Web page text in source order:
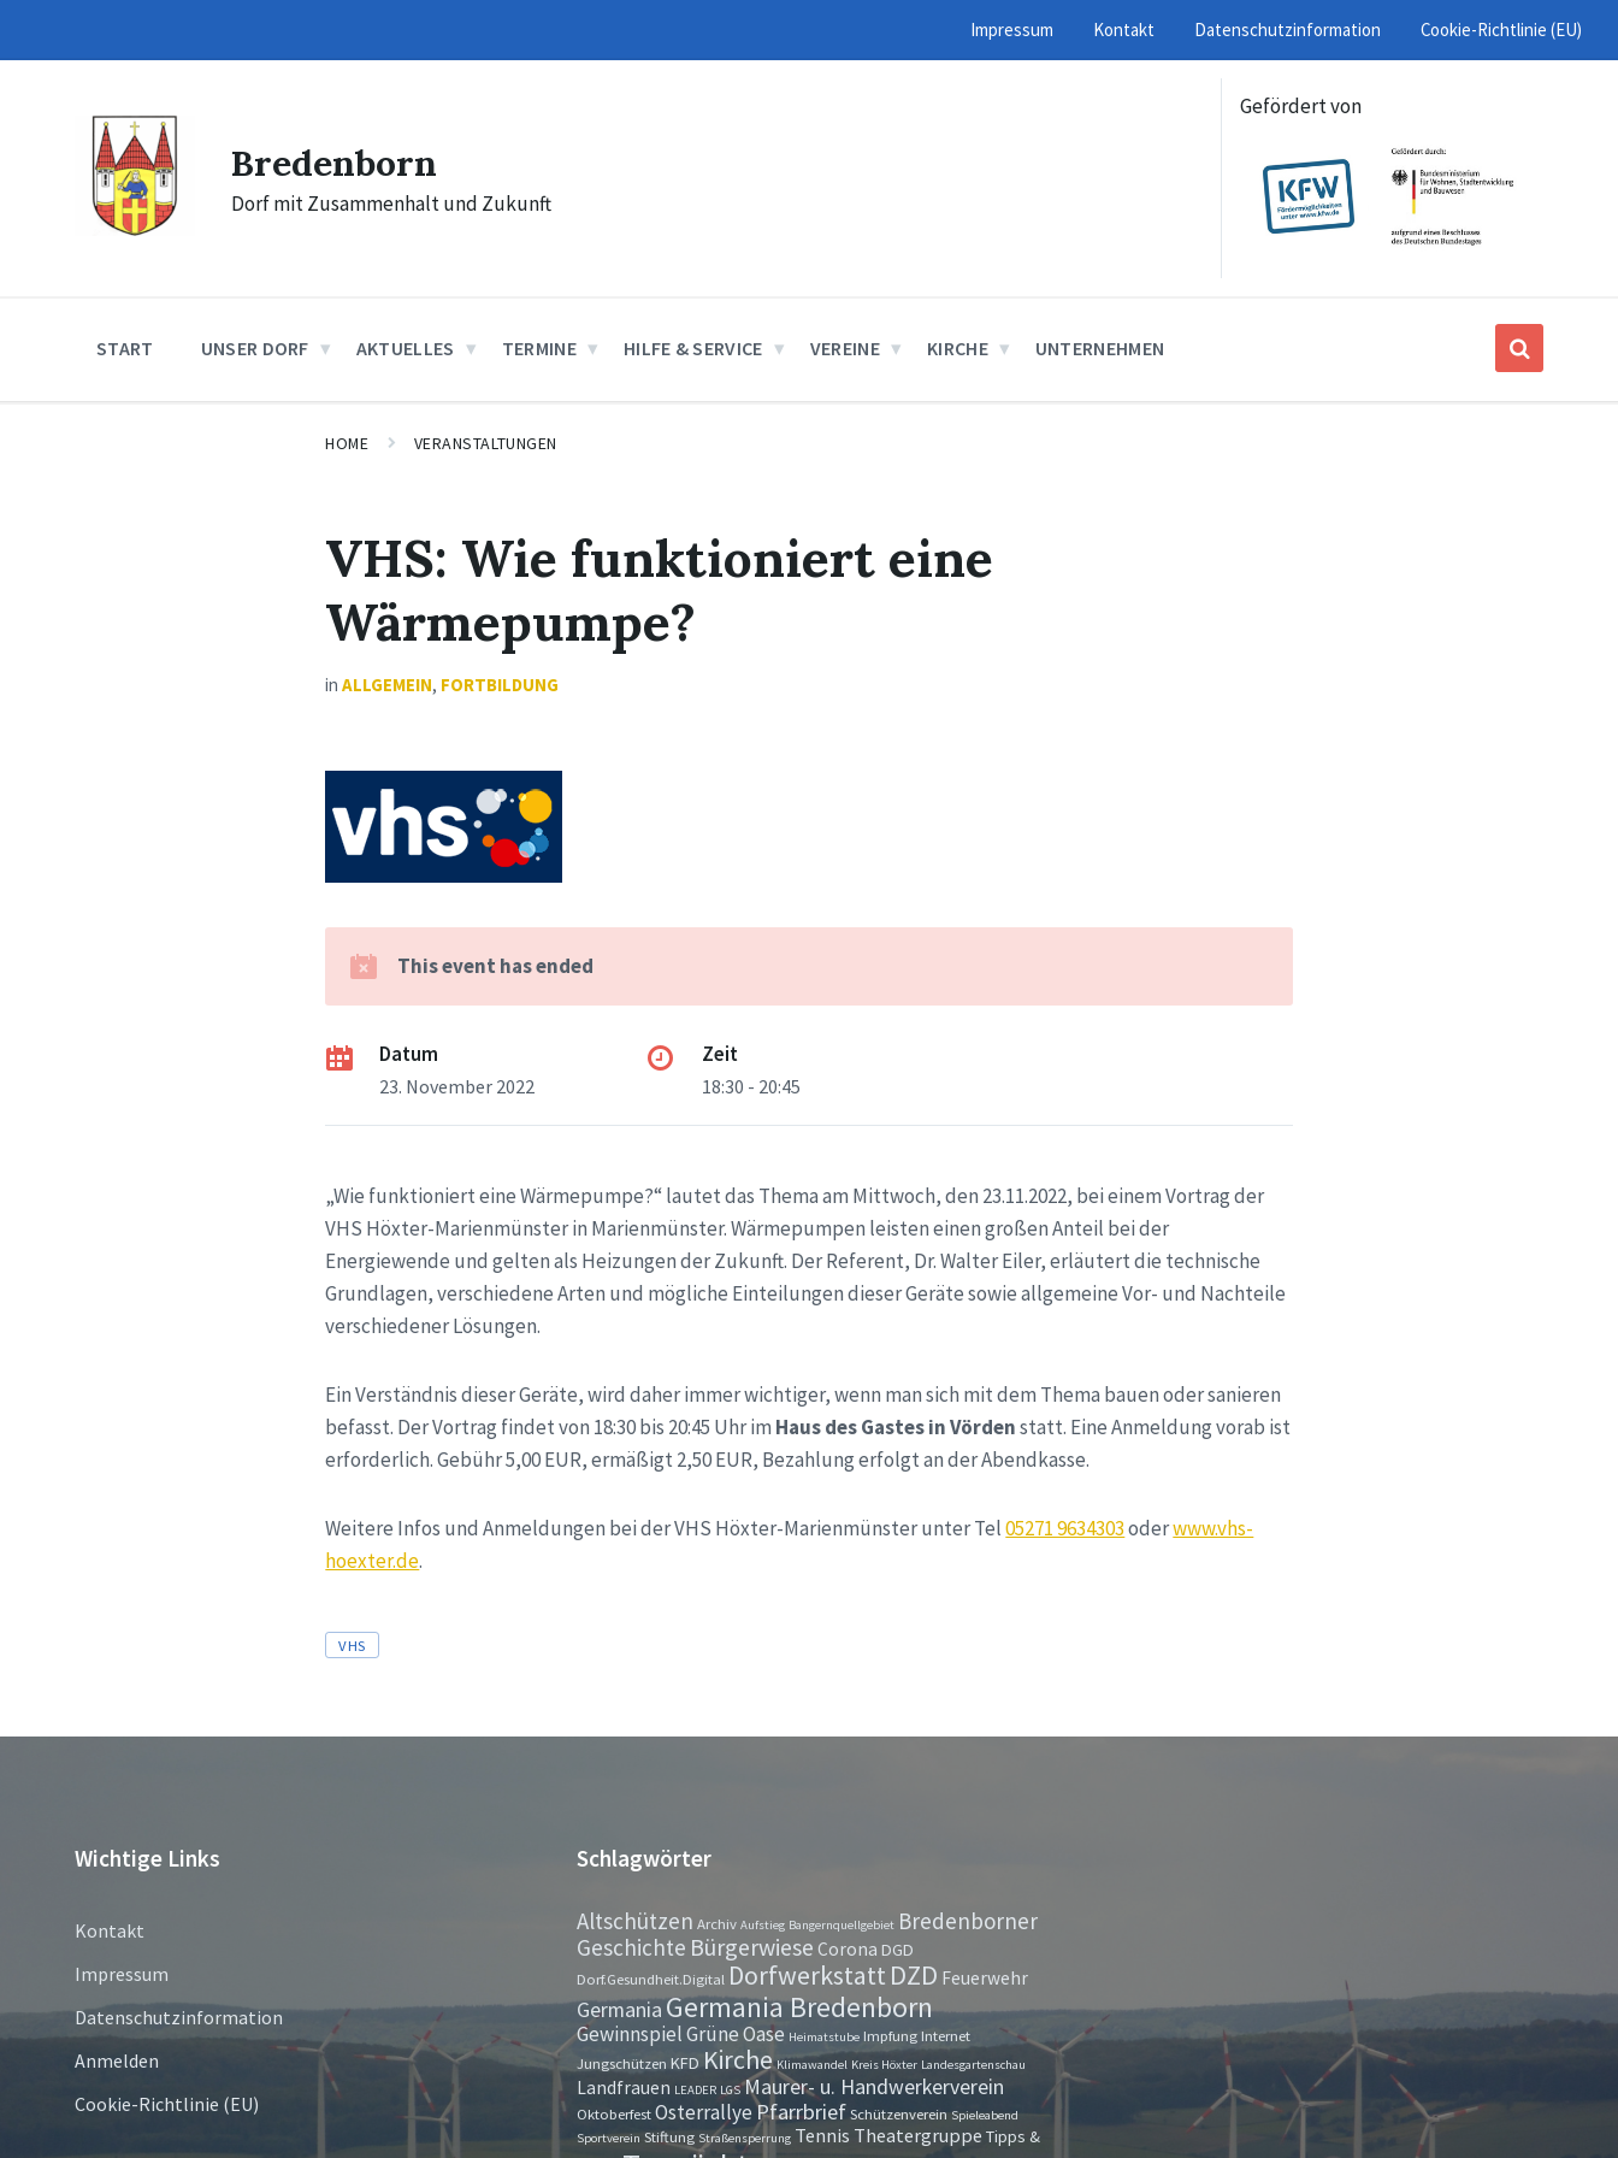
content
main
footer
Impressum Kontakt Datenschutzinformation Cookie-Richtlinie (EU)
Bredenborn
Dorf mit Zusammenhalt und Zukunft
Gefördert von
START UNSER DORF AKTUELLES TERMINE HILFE & SERVICE VEREINE KIRCHE UNTERNEHMEN
HOME VERANSTALTUNGEN
VHS: Wie funktioniert eine
Wärmepumpe?
inALLGEMEIN, FORTBILDUNG
This event has ended
Datum
23. November 2022
Zeit
18:30 - 20:45
„Wie funktioniert eine Wärmepumpe?“ lautet das Thema am Mittwoch, den 23.11.2022, bei einem Vortrag der
VHS Höxter-Marienmünster in Marienmünster. Wärmepumpen leisten einen großen Anteil bei der
Energiewende und gelten als Heizungen der Zukunft. Der Referent, Dr. Walter Eiler, erläutert die technische
Grundlagen, verschiedene Arten und mögliche Einteilungen dieser Geräte sowie allgemeine Vor- und Nachteile
verschiedener Lösungen.
Ein Verständnis dieser Geräte, wird daher immer wichtiger, wenn man sich mit dem Thema bauen oder sanieren
befasst. Der Vortrag findet von 18:30 bis 20:45 Uhr im Haus des Gastes in Vördenstatt. Eine Anmeldung vorab ist
erforderlich. Gebühr 5,00 EUR, ermäßigt 2,50 EUR, Bezahlung erfolgt an der Abendkasse.
Weitere Infos und Anmeldungen bei der VHS Höxter-Marienmünster unter Tel05271 9634303oderwww.vhs-
hoexter.de.
Tags
VHS
Wichtige Links
Kontakt
Impressum
Datenschutzinformation
Anmelden
Cookie-Richtlinie (EU)
Schlagwörter
Altschützen Archiv Aufstieg Bangernquellgebiet Bredenborner
Geschichte Bürgerwiese Corona DGD
Dorf.Gesundheit.Digital Dorfwerkstatt DZD Feuerwehr
GermaniaGermania Bredenborn
GewinnspielGrüne Oase Heimatstube Impfung Internet
Jungschützen KFD Kirche Klimawandel Kreis Höxter Landesgartenschau
Landfrauen LEADER LGS Maurer- u. Handwerkerverein
Oktoberfest OsterrallyePfarrbrief Schützenverein Spieleabend
Sportverein Stiftung Straßensperrung Tennis Theatergruppe Tipps &